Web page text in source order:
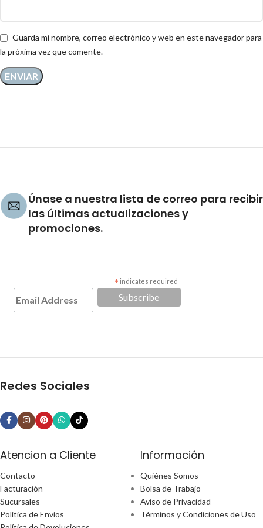
Guarda mi nombre, correo electrónico y web en este navegador para
la próxima vez que comente.
Únase a nuestra lista de correo para recibir
las últimas actualizaciones y
promociones.
* indicates required
Redes Sociales
Atencion a Cliente
Contacto
Facturación
Sucursales
Política de Envíos
Información
Quiénes Somos
Bolsa de Trabajo
Aviso de Privacidad
Términos y Condiciones de Uso